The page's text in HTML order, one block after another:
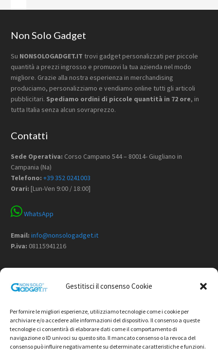
Gestitisci il consenso Cookie
Per fornire le migliori esperienze, utilizziamo tecnologie come i cookie per
archiviare e/o accedere alle informazioni del dispositivo. Il consenso a queste
tecnologie ci consentirà di elaborare dati come il comportamento di
navigazione o ID univoci su questo sito. Il mancato consenso o la revoca del
consenso può influire negativamente su determinate caratteristiche e funzioni.
Barra
primaria
Footer
Non Solo Gadget
Su NONSOLOGADGET.IT trovi gadget personalizzati per piccole
quantità a prezzi ingrosso e promuovi la tua azienda nel modo
migliore. Grazie alla nostra esperienza in merchandising
produciamo, personalizziamo e vendiamo online tutti gli articoli
pubblicitari. Spediamo ordini di piccole quantità in 72 ore, in
tutta Italia senza alcun sovraprezzo.
Contatti
Sede Operativa: Corso Campano 544 – 80014- Giugliano in
Campania (Na)
Telefono: +39 352 0241003
Orari: [Lun-Ven 9:00 / 18:00]
WhatsApp
Email: info@nonsologadget.it
P.iva: 08115941216
Menù
Home
Non Solo Gadget
Shop
Contatti